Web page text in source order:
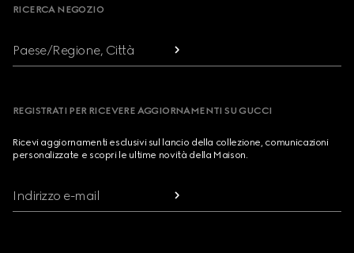
RICERCA NEGOZIO
Paese/Regione, Città
REGISTRATI PER RICEVERE AGGIORNAMENTI SU GUCCI
Ricevi aggiornamenti esclusivi sul lancio della collezione, comunicazioni
personalizzate e scopri le ultime novità della Maison.
Indirizzo e-mail